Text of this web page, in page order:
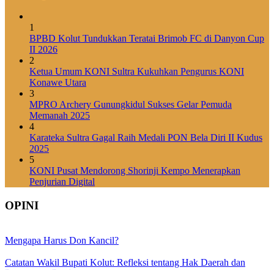
1
BPBD Kolut Tundukkan Teratai Brimob FC di Danyon Cup
II 2026
2
Ketua Umum KONI Sultra Kukuhkan Pengurus KONI
Konawe Utara
3
MPRO Archery Gunungkidul Sukses Gelar Pemuda
Memanah 2025
4
Karateka Sultra Gagal Raih Medali PON Bela Diri II Kudus
2025
5
KONI Pusat Mendorong Shorinji Kempo Menerapkan
Penjurian Digital
OPINI
Mengapa Harus Don Kancil?
Catatan Wakil Bupati Kolut: Refleksi tentang Hak Daerah dan